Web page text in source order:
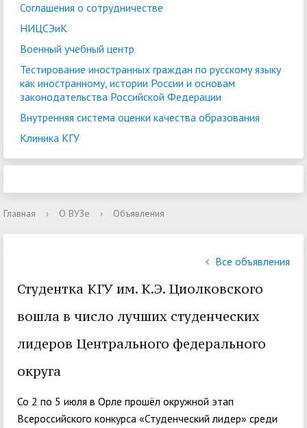
Соглашения о сотрудничестве
НИЦСЭиК
Военный учебный центр
Тестирование иностранных граждан по русскому языку
как иностранному, истории России и основам
законодательства Российской Федерации
Внутренняя система оценки качества образования
Клиника КГУ
Главная › О ВУЗе › Объявления
Все объявления
Студентка КГУ им. К.Э. Циолковского
вошла в число лучших студенческих
лидеров Центрального федерального
округа
Со 2 по 5 июля в Орле прошёл окружной этап
Всероссийского конкурса «Студенческий лидер» среди